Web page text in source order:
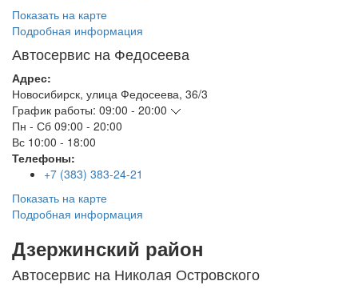
Показать на карте
Подробная информация
Автосервис на Федосеева
Адрес:
Новосибирск, улица Федосеева, 36/3
График работы: 09:00 - 20:00
Пн - Сб 09:00 - 20:00
Вс 10:00 - 18:00
Телефоны:
+7 (383) 383-24-21
Показать на карте
Подробная информация
Дзержинский район
Автосервис на Николая Островского